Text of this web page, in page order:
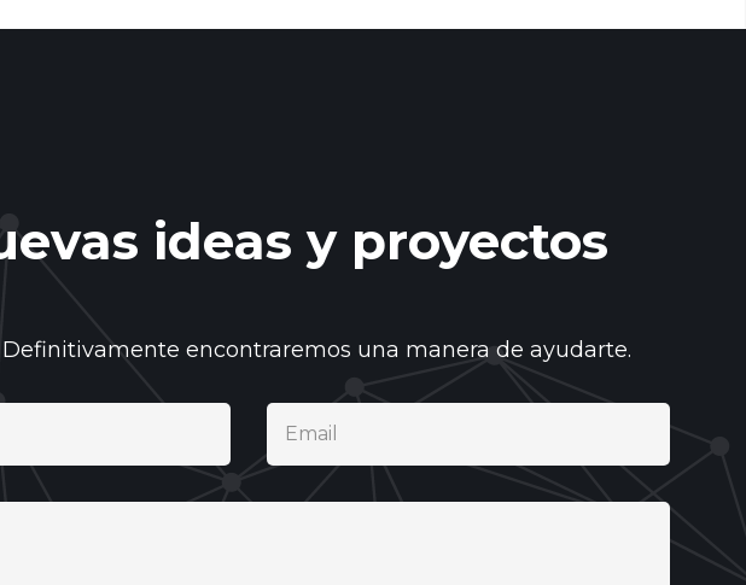
ideas y proyectos
Definitivamente encontraremos una manera de ayudarte.
Email